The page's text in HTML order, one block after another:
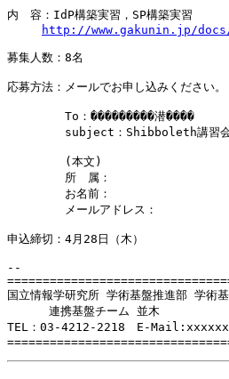
内　容：IdP構築実習，SP構築実習
http://www.gakunin.jp/
募集人数：8名
応募方法：メールでお申し込みください
To：���������潜����
subject：Shibboleth講習会試
(本文)
所　属：
お名前：
メールアドレス：
申込締切：4月28日（木）
--
国立情報学研究所 学術基盤推進部 学術
連携基盤チーム 並木
TEL：03-4212-2218　E-